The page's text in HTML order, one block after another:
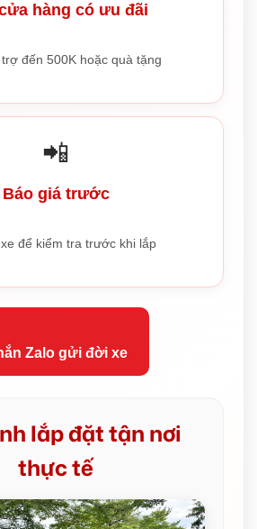
hàng có ưu đãi
đến 500K hoặc quà tặng
📲
Báo giá trước
để kiểm tra trước khi lắp
Zalo gửi đời xe
lắp đặt tận nơi
thực tế